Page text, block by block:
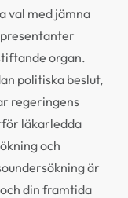
val med jämna
organ.
politiska beslut,
regeringens
läkarledda
och
är
din framtida